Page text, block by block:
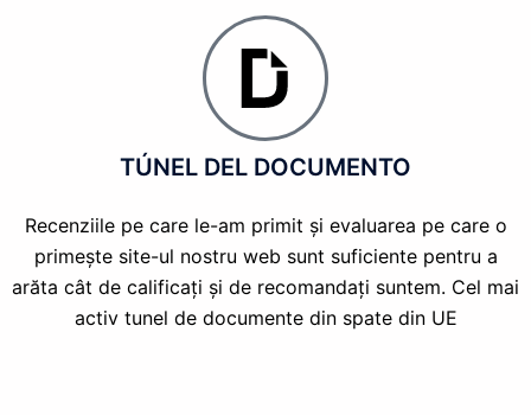
TÚNEL DEL DOCUMENTO
Recenziile pe care le-am primit și evaluarea pe care o
primește site-ul nostru web sunt suficiente pentru a
arăta cât de calificați și de recomandați suntem. Cel mai
activ tunel de documente din spate din UE